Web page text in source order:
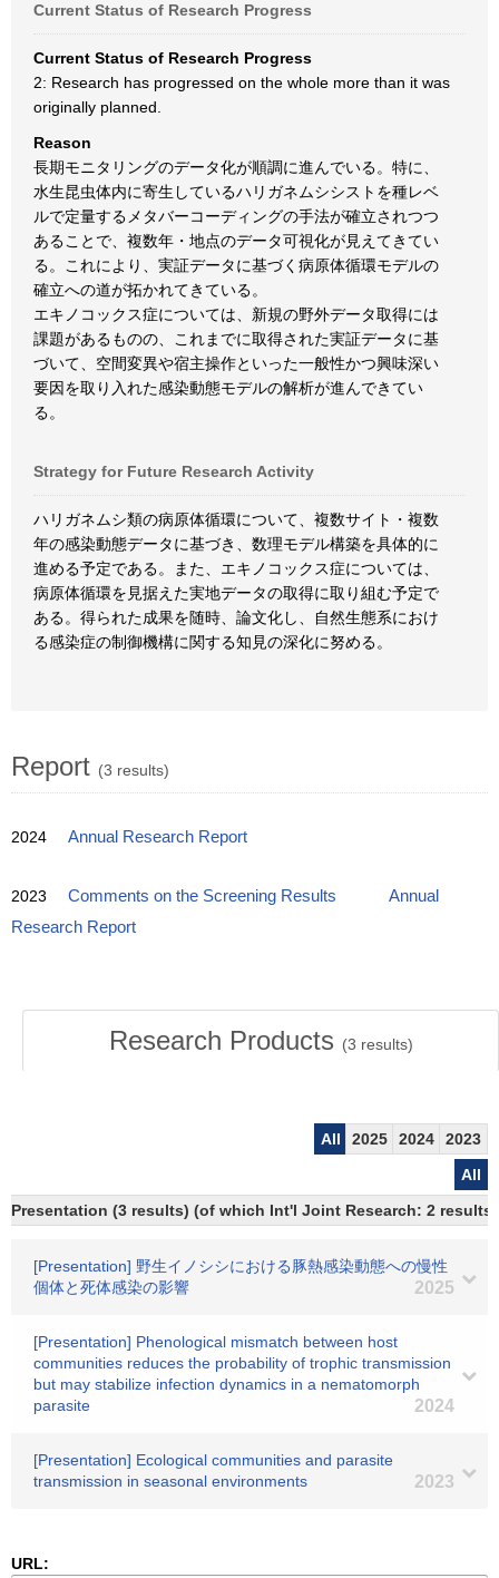
Current Status of Research Progress
Current Status of Research Progress
2: Research has progressed on the whole more than it was
originally planned.
Reason
長期モニタリングのデータ化が順調に進んでいる。特に、
水生昆虫体内に寄生しているハリガネムシシストを種レベ
ルで定量するメタバーコーディングの手法が確立されつつ
あることで、複数年・地点のデータ可視化が見えてきてい
る。これにより、実証データに基づく病原体循環モデルの
確立への道が拓かれてきている。
エキノコックス症については、新規の野外データ取得には
課題があるものの、これまでに取得された実証データに基
づいて、空間変異や宿主操作といった一般性かつ興味深い
要因を取り入れた感染動態モデルの解析が進んできてい
る。
Strategy for Future Research Activity
ハリガネムシ類の病原体循環について、複数サイト・複数
年の感染動態データに基づき、数理モデル構築を具体的に
進める予定である。また、エキノコックス症については、
病原体循環を見据えた実地データの取得に取り組む予定で
ある。得られた成果を随時、論文化し、自然生態系におけ
る感染症の制御機構に関する知見の深化に努める。
Report (3 results)
2024 Annual Research Report
2023 Comments on the Screening Results
Annual
Research Report
Research Products (3 results)
All 2025 2024
2023
All
Presentation (3 results) (of which Int'l Joint Research: 2
[Presentation] 野生イノシシにおける豚熱感染動態への慢性
個体と死体感染の影響
2025
[Presentation] Phenological mismatch between host
communities reduces the probability of trophic transmission
but may stabilize infection dynamics in a nematomorph
parasite
2024
[Presentation] Ecological communities and parasite
transmission in seasonal environments
2023
URL: